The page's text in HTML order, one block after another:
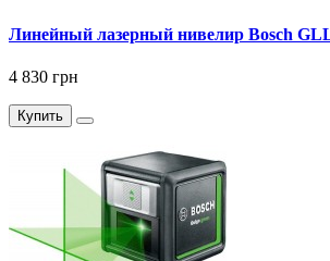
Линейный лазерный нивелир Bosch
4 830 грн
Купить